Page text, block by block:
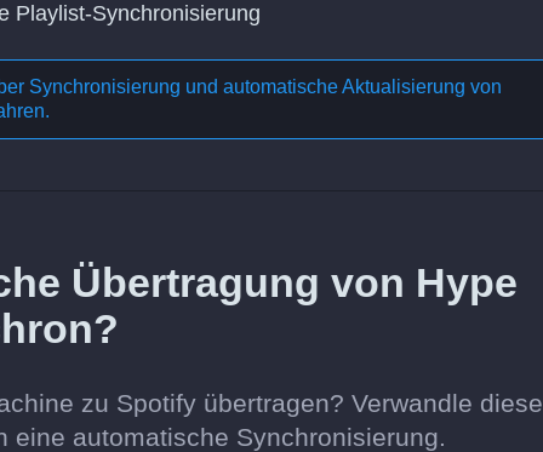
Playlist-Synchronisierung
Synchronisierung und automatische Aktualisierung von
Übertragung von Hype
zu Spotify übertragen? Verwandle diese
eine automatische Synchronisierung.